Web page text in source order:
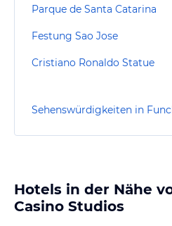
Parque de Santa Catarina
Festung Sao Jose
Cristiano Ronaldo Statue
Sehenswürdigkeiten in
Hotels in der Nähe
Casino Studios